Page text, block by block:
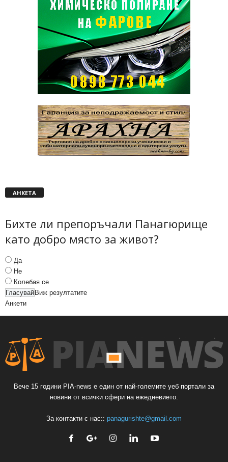
АНКЕТА
Бихте ли препоръчали Панагюрище
като добро място за живот?
Да
Не
Колебая се
Виж резултатите
Анкети
Вече 15 години PIA-news е един от най-големите уеб портали за
новини от всички сфери на ежедневието.
За контакти с нас:: panagurishte@gmail.com